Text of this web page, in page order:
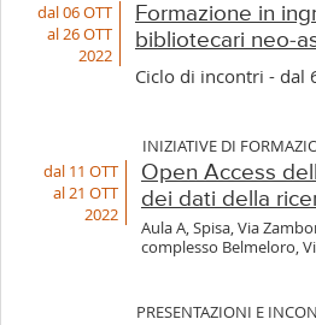
dal 06 OTT
al 26 OTT
2022
Formazione in
bibliotecari neo-
Ciclo di incontri - dal
INIZIATIVE DI
dal 11 OTT
al 21 OTT
2022
Open Access
dei dati della
Aula A, Spisa, Via Zamboni 32 -
complesso Belmeloro,
PRESENTAZIONI E